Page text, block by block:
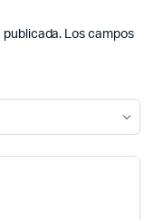
publicada. Los campos